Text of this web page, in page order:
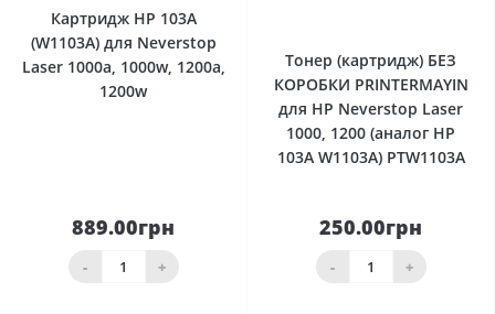
Картридж HP 103A
(W1103A) для Neverstop
Laser 1000a, 1000w, 1200a,
1200w
889.00грн
- +
Тонер (картридж) БЕЗ
КОРОБКИ PRINTERMAYIN
для HP Neverstop Laser
1000, 1200 (аналог HP
103A W1103A) PTW1103A
250.00грн
- +